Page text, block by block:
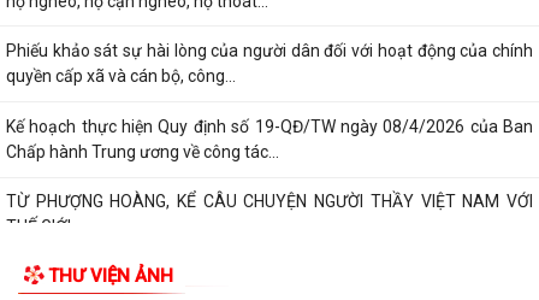
Phiếu khảo sát sự hài lòng của người dân đối với hoạt động của chính
quyền cấp xã và cán bộ, công...
Kế hoạch thực hiện Quy định số 19-QĐ/TW ngày 08/4/2026 của Ban
Chấp hành Trung ương về công tác...
TỪ PHƯỢNG HOÀNG, KỂ CÂU CHUYỆN NGƯỜI THẦY VIỆT NAM VỚI
THẾ GIỚI
THƯ VIỆN ẢNH